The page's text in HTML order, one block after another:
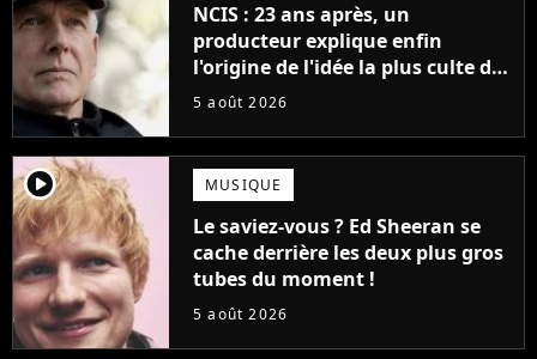
NCIS : 23 ans après, un
producteur explique enfin
l'origine de l'idée la plus culte de
la série (et on ne parle pas du
5 août 2026
player2 MUSIQUE
Le saviez-vous ? Ed Sheeran se
cache derrière les deux plus gros
tubes du moment !
5 août 2026